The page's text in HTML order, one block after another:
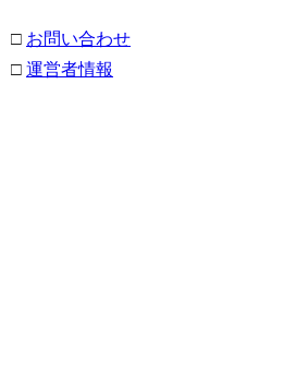
□ お問い合わせ
□運営者情報